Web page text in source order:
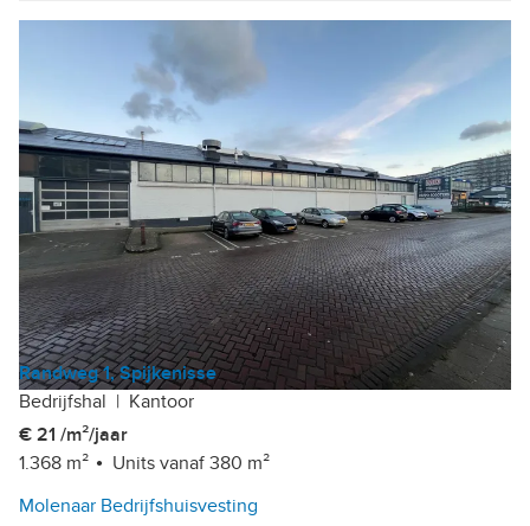
Randweg 1, Spijkenisse
Bedrijfshal | Kantoor
€ 21 /m²/jaar
1.368 m²
Units vanaf 380 m²
Molenaar Bedrijfshuisvesting